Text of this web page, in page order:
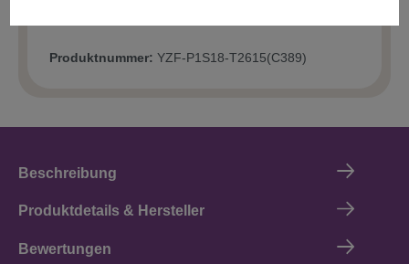
Produktnummer: YZF-P1S18-T2615(C389)
Beschreibung
Produktdetails & Hersteller
Bewertungen